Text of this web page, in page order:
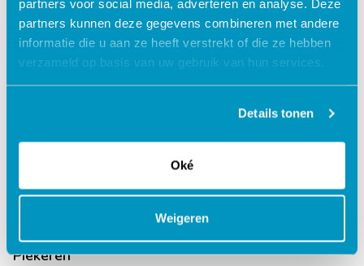
partners voor social media, adverteren en analyse. Deze
partners kunnen deze gegevens combineren met andere
informatie die u aan ze heeft verstrekt of die ze hebben
verzameld op basis van uw gebruik van hun services.
Details tonen
Oké
Weigeren
Piekeren